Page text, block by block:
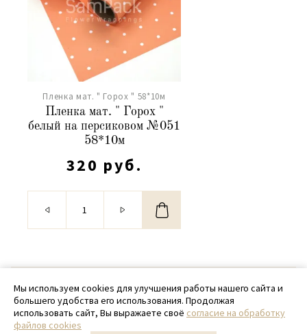
Пленка мат. " Горох " 58*10м
Пленка мат. " Горох "
белый на персиковом №051
58*10м
320 руб.
© 2020 - 2026 SamPack
+ 7 (918) 699-97-87
zakaz@sampack.store
Мы используем cookies для улучшения работы нашего сайта и
большего удобства его использования. Продолжая
использовать сайт, Вы выражаете своё согласие на обработку
файлов cookies